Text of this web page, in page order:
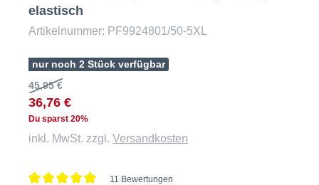
elastisch
Artikelnummer: PF9924801/50-5XL
nur noch 2 Stück verfügbar
45,95 €
36,76 €
Du sparst 20%
inkl. MwSt. zzgl. Versandkosten
11 Bewertungen